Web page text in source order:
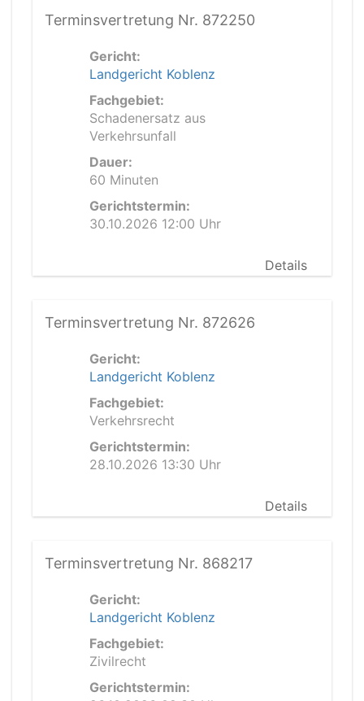
Terminsvertretung Nr. 872250
Gericht:
Landgericht Koblenz
Fachgebiet:
Schadenersatz aus
Verkehrsunfall
Dauer:
60 Minuten
Gerichtstermin:
30.10.2026 12:00 Uhr
Details
Terminsvertretung Nr. 872626
Gericht:
Landgericht Koblenz
Fachgebiet:
Verkehrsrecht
Gerichtstermin:
28.10.2026 13:30 Uhr
Details
Terminsvertretung Nr. 868217
Gericht:
Landgericht Koblenz
Fachgebiet:
Zivilrecht
Gerichtstermin: